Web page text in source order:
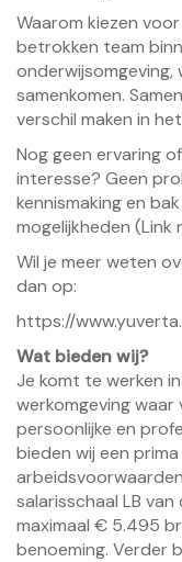
Waarom kiezen
betrokken team
samenkomen.
verschil maken in
Nog geen ervaring
interesse? Geen
kennismaking en
mogelijkheden (Link
Wil je meer weten
dan op:
https://
Wat bieden wij?
Je komt te werken
werkomgeving
persoonlijke en
bieden wij een
salarisschaal LB
maximaal € 5.495
benoeming. Verder